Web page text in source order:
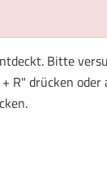
Bitte
R" drücken oder
bestellen
Daten
193 g/m²
Polyester
·Schulter-zu-